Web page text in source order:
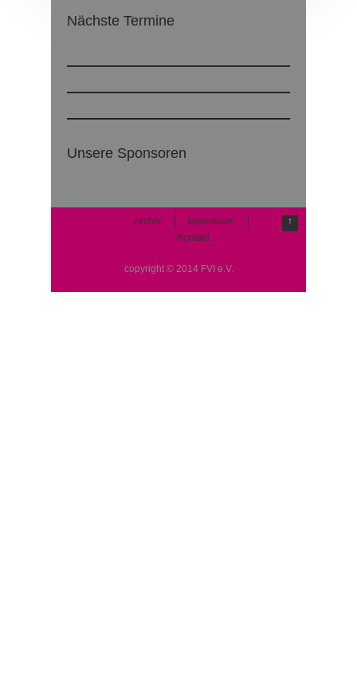
Nächste Termine
Unsere Sponsoren
↑
Archiv
Impressum
Kontakt
copyright © 2014 FVI e.V.